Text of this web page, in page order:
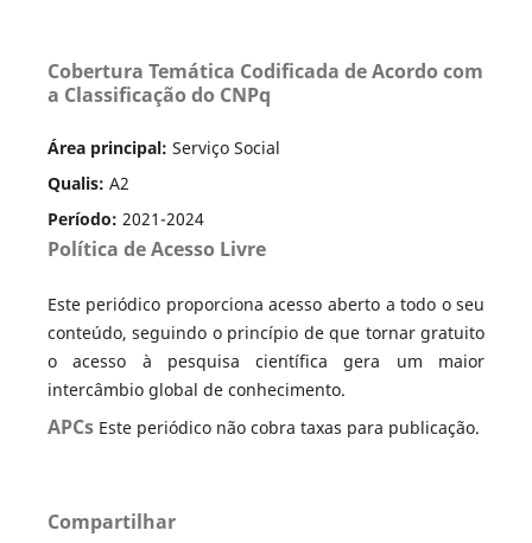
Cobertura Temática Codificada de Acordo com
a Classificação do CNPq
Área principal: Serviço Social
Qualis: A2
Período: 2021-2024
Política de Acesso Livre
Este periódico proporciona acesso aberto a todo o seu
conteúdo, seguindo o princípio de que tornar gratuito
o acesso à pesquisa científica gera um maior
intercâmbio global de conhecimento.
APCs Este periódico não cobra taxas para publicação.
Compartilhar